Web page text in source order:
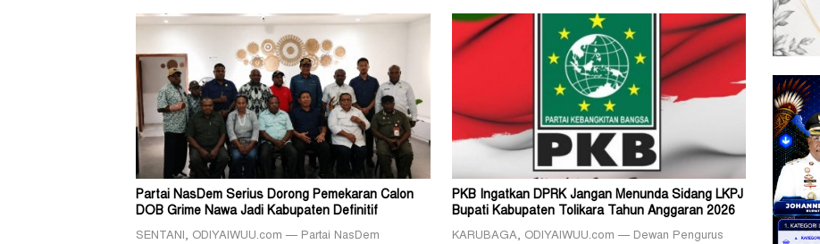
Partai NasDem Serius Dorong Pemekaran Calon
DOB Grime Nawa Jadi Kabupaten Definitif
SENTANI, ODIYAIWUU.com — Partai NasDem
PKB Ingatkan DPRK Jangan Menunda Sidang LKPJ
Bupati Kabupaten Tolikara Tahun Anggaran 2026
KARUBAGA, ODIYAIWUU.com — Dewan Pengurus